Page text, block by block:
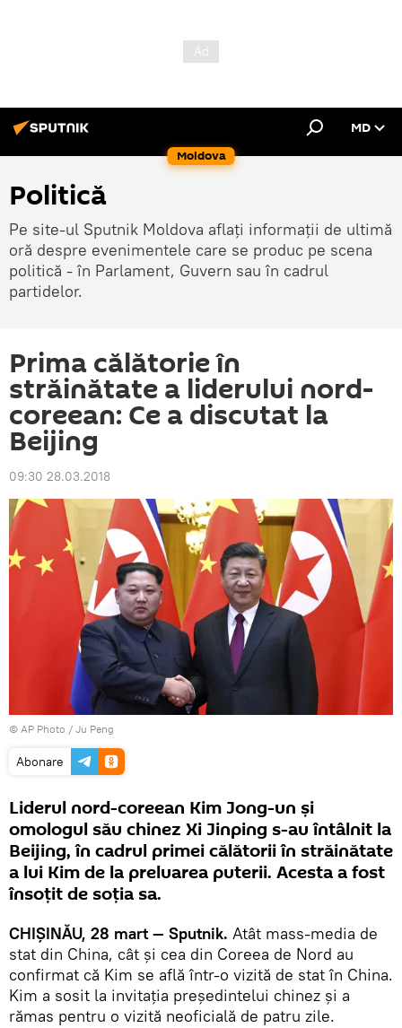
Moldova
MD
Politică
Pe site-ul Sputnik Moldova aflați informații de ultimă
oră despre evenimentele care se produc pe scena
politică - în Parlament, Guvern sau în cadrul
partidelor.
Prima călătorie în
străinătate a liderului nord-
coreean: Ce a discutat la
Beijing
09:30 28.03.2018
© AP Photo / Ju Peng
Abonare
Liderul nord-coreean Kim Jong-un și
omologul său chinez Xi Jinping s-au întâlnit la
Beijing, în cadrul primei călătorii în străinătate
a lui Kim de la preluarea puterii. Acesta a fost
însoţit de soția sa.
CHIȘINĂU, 28 mart — Sputnik. Atât mass-media de
stat din China, cât și cea din Coreea de Nord au
confirmat că Kim se află într-o vizită de stat în China.
Kim a sosit la invitația președintelui chinez și a
rămas pentru o vizită neoficială de patru zile.